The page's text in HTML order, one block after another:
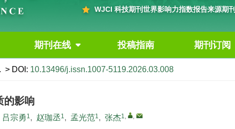
WJCI 科技期刊世界影响力指数报告来源期刊
期刊在线 投稿指南 期刊订阅
> DOI: 10.13496/j.issn.1007-5119.2026.03.008
的影响
吕宗勇 1, 赵珈丞1, 孟光范1, 张杰1, ,